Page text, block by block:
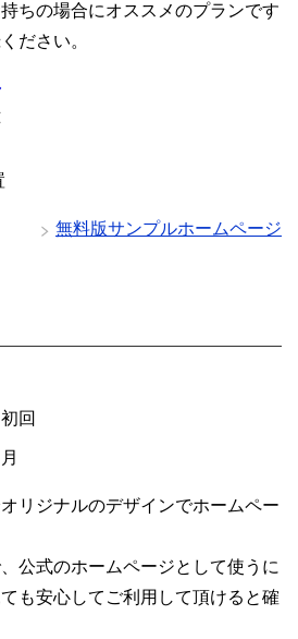
ちの場合にオススメのプランです
ださい。
無料版サンプルホームページ
回
リジナルのデザインでホームペー
公式のホームページとして使うに
も安心してご利用して頂けると確